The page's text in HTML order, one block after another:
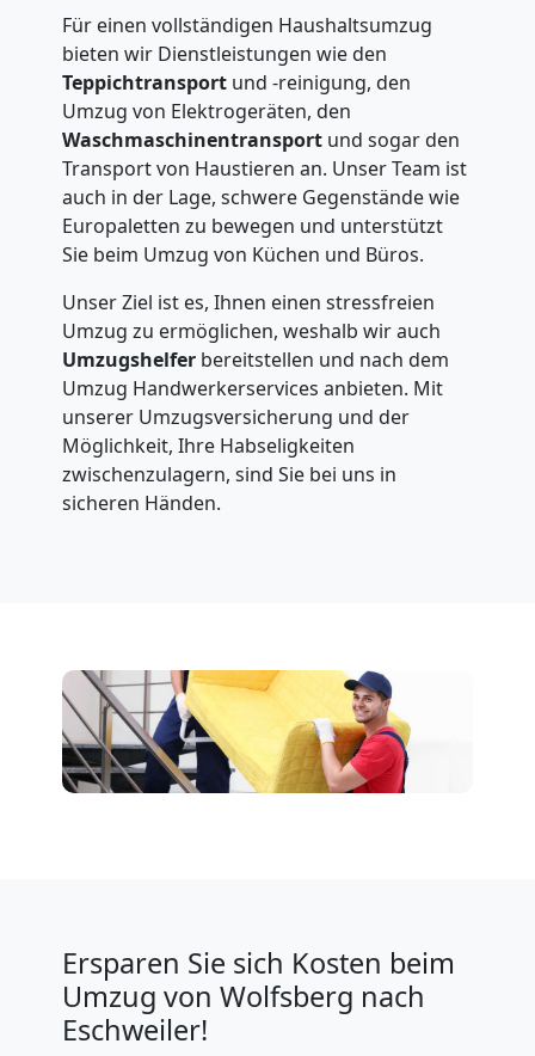
Für einen vollständigen Haushaltsumzug
bieten wir Dienstleistungen wie den
Teppichtransport und -reinigung, den
Umzug von Elektrogeräten, den
Waschmaschinentransport und sogar den
Transport von Haustieren an. Unser Team ist
auch in der Lage, schwere Gegenstände wie
Europaletten zu bewegen und unterstützt
Sie beim Umzug von Küchen und Büros.
Unser Ziel ist es, Ihnen einen stressfreien
Umzug zu ermöglichen, weshalb wir auch
Umzugshelfer bereitstellen und nach dem
Umzug Handwerkerservices anbieten. Mit
unserer Umzugsversicherung und der
Möglichkeit, Ihre Habseligkeiten
zwischenzulagern, sind Sie bei uns in
sicheren Händen.
Ersparen Sie sich Kosten beim
Umzug von Wolfsberg nach
Eschweiler!